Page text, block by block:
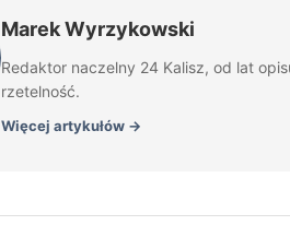
Marek Wyrzykowski
Redaktor naczelny 24 Kalisz, od lat
rzetelność.
Więcej artykułów →